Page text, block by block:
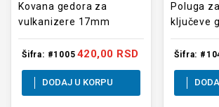
Kovana gedora za
vulkanizere 17mm
Šifra: #1005 420,00 RSD
DODAJ U KORPU
Poluga
ključeve
dužine
Šifra: